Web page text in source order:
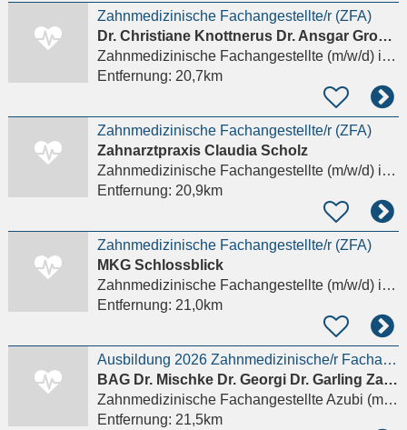
Zahnmedizinische Fachangestellte/r (ZFA)
Dr. Christiane Knottnerus Dr. Ansgar Gross Fachzahnärzte für Kieferorthopädie
Zahnmedizinische Fachangestellte (m/w/d)in Schwerin
Entfernung: 20,7km
Zahnmedizinische Fachangestellte/r (ZFA)
Zahnarztpraxis Claudia Scholz
Zahnmedizinische Fachangestellte (m/w/d)in Schwerin
Entfernung: 20,9km
Zahnmedizinische Fachangestellte/r (ZFA)
MKG Schlossblick
Zahnmedizinische Fachangestellte (m/w/d)in Schwerin
Entfernung: 21,0km
Ausbildung 2026 Zahnmedizinische/r Fachangestellte/r (m/w/d)
BAG Dr. Mischke Dr. Georgi Dr. Garling Zahnärzte
Zahnmedizinische Fachangestellte Azubi (m/w/d)
Entfernung: 21,5km